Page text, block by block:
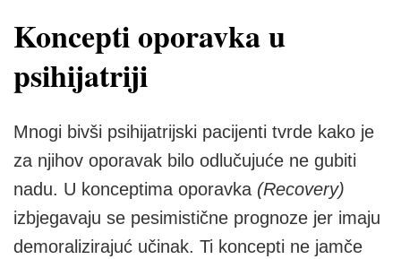
Koncepti oporavka u
psihijatriji
Mnogi bivši psihijatrijski pacijenti tvrde kako je
za njihov oporavak bilo odlučujuće ne gubiti
nadu. U konceptima oporavka (Recovery)
izbjegavaju se pesimistične prognoze jer imaju
demoralizirajuć učinak. Ti koncepti ne jamče